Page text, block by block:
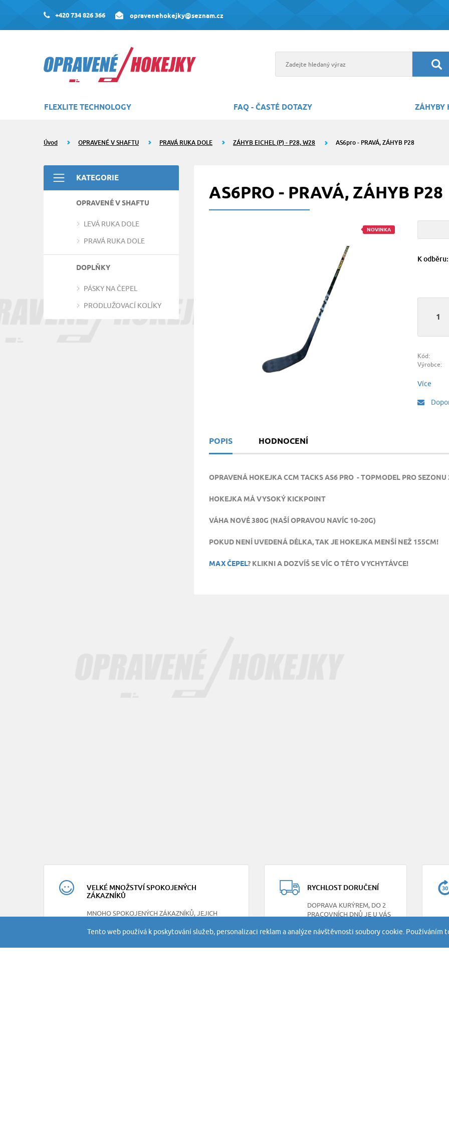
+420 734 826 366 opravenehokejky@seznam.cz
FLEXLITE TECHNOLOGY FAQ - ČASTÉ DOTAZY ZÁHYBY
Úvod OPRAVENÉ V SHAFTU PRAVÁ RUKA DOLE ZÁHYB EICHEL (P) - P28, W28 AS6pro - PRAVÁ, ZÁHYB P28
KATEGORIE
OPRAVENÉ V SHAFTU
LEVÁ RUKA DOLE
PRAVÁ RUKA DOLE
DOPLŇKY
PÁSKY NA ČEPEL
PRODLUŽOVACÍ KOLÍKY
AS6PRO - PRAVÁ, ZÁHYB P28
NOVINKA
K
Kód:
Výrobce:
Více
POPIS HODNOCENÍ
OPRAVENÁ HOKEJKA CCM TACKS AS6 PRO - TOPMODEL PRO SEZONU
HOKEJKA MÁ VYSOKÝ KICKPOINT
VÁHA NOVÉ 380G (NAŠÍ OPRAVOU NAVÍC 10-20G)
POKUD NENÍ UVEDENÁ DÉLKA, TAK JE HOKEJKA MENŠÍ NEŽ 155CM!
MAX ČEPEL? KLIKNI A DOZVÍŠ SE VÍC O TÉTO VYCHYTÁVCE!
VELKÉ MNOŽSTVÍ SPOKOJENÝCH
ZÁKAZNÍKŮ
MNOHO SPOKOJENÝCH ZÁKAZNÍKŮ, JEJICH
RYCHLOST DORUČENÍ
DOPRAVA KURÝREM, DO 2
PRACOVNÍCH DNŮ JE U VÁS
Tento web používá k poskytování služeb, personalizaci reklam a analýze návštěvnosti soubory cookie. Používáním